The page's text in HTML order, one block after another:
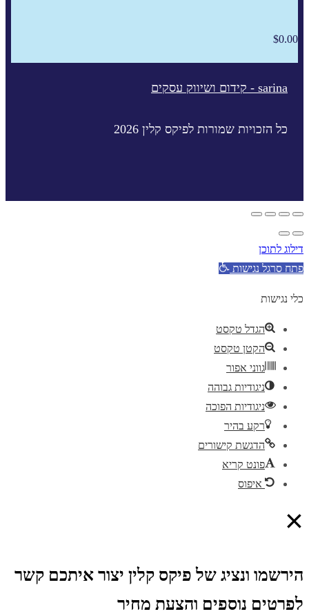
$0.00
sarina - קידום ושיווק עסקים
כל הזכויות שמורות לפיקס קלין 2026
דילוג לתוכן
פתח סרגל נגישות
כלי נגישות
הגדל טקסט
הקטן טקסט
גווני אפור
ניגודיות גבוהה
ניגודיות הפוכה
רקע בהיר
הדגשת קישורים
פונט קריא
איפוס
×
הירשמו ונציג של פיקס קלין יצור איתכם קשר
לפרטים נוספים והצעת מחיר